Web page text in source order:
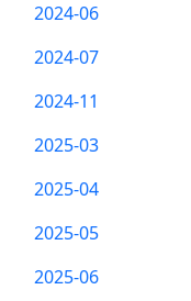
2024-06
2024-07
2024-11
2025-03
2025-04
2025-05
2025-06